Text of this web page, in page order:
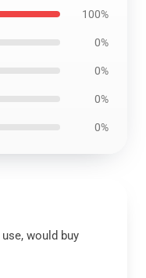
100%
0%
0%
0%
0%
would buy